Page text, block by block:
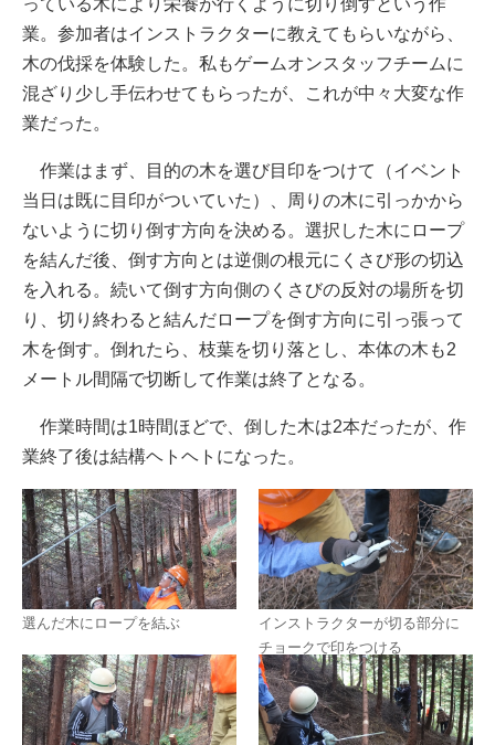
っている木により栄養が行くように切り倒すという作
業。参加者はインストラクターに教えてもらいながら、
木の伐採を体験した。私もゲームオンスタッフチームに
混ざり少し手伝わせてもらったが、これが中々大変な作
業だった。
作業はまず、目的の木を選び目印をつけて（イベント
当日は既に目印がついていた）、周りの木に引っかから
ないように切り倒す方向を決める。選択した木にロープ
を結んだ後、倒す方向とは逆側の根元にくさび形の切込
を入れる。続いて倒す方向側のくさびの反対の場所を切
り、切り終わると結んだロープを倒す方向に引っ張って
木を倒す。倒れたら、枝葉を切り落とし、本体の木も2
メートル間隔で切断して作業は終了となる。
作業時間は1時間ほどで、倒した木は2本だったが、作
業終了後は結構ヘトヘトになった。
選んだ木にロープを結ぶ
インストラクターが切る部分に
チョークで印をつける